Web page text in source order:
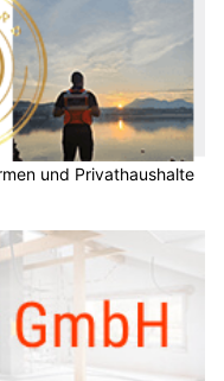
und Privathaushalte